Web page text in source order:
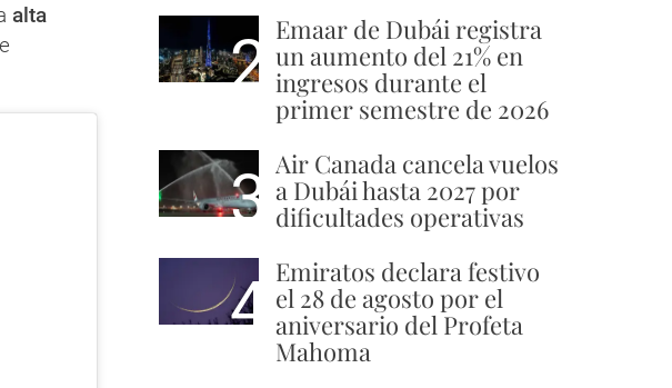
alta
2 Emaar de Dubái registra
un aumento del 21% en
ingresos durante el
primer semestre de 2026
3 Air Canada cancela vuelos
a Dubái hasta 2027 por
dificultades operativas
4 Emiratos declara festivo
el 28 de agosto por el
aniversario del Profeta
Mahoma